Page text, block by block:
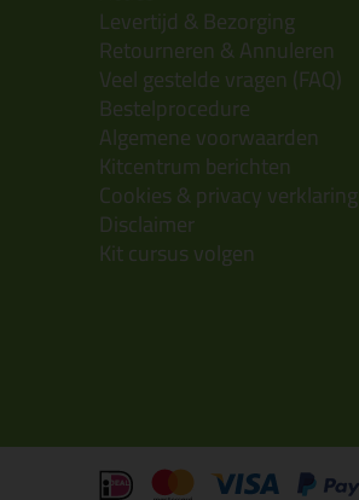
Levertijd & Bezorging
Retourneren & Annuleren
Veel gestelde vragen (FAQ)
Bestelprocedure
Algemene voorwaarden
Kitcentrum berichten
Cookies & privacy verklaring
Disclaimer
Kit cursus volgen